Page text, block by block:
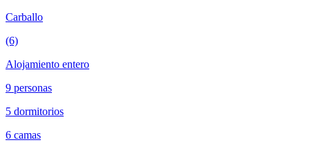
Carballo
(6)
Alojamiento entero
9 personas
5 dormitorios
6 camas